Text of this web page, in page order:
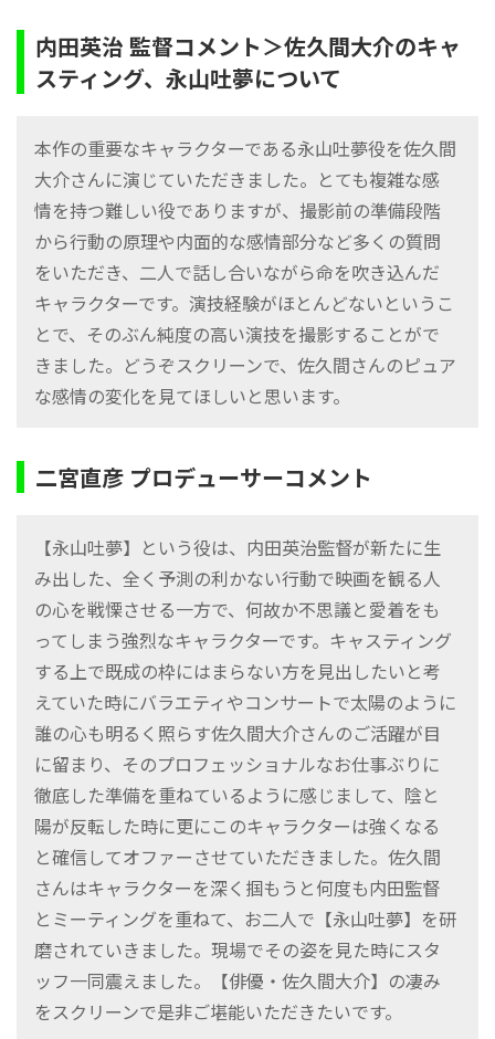
内田英治 監督コメント＞佐久間大介のキャ
スティング、永山吐夢について
本作の重要なキャラクターである永山吐夢役を佐久間
大介さんに演じていただきました。とても複雑な感
情を持つ難しい役でありますが、撮影前の準備段階
から行動の原理や内面的な感情部分など多くの質問
をいただき、二人で話し合いながら命を吹き込んだ
キャラクターです。演技経験がほとんどないというこ
とで、そのぶん純度の高い演技を撮影することがで
きました。どうぞスクリーンで、佐久間さんのピュア
な感情の変化を見てほしいと思います。
二宮直彦 プロデューサーコメント
【永山吐夢】という役は、内田英治監督が新たに生
み出した、全く予測の利かない行動で映画を観る人
の心を戦慄させる一方で、何故か不思議と愛着をも
ってしまう強烈なキャラクターです。キャスティング
する上で既成の枠にはまらない方を見出したいと考
えていた時にバラエティやコンサートで太陽のように
誰の心も明るく照らす佐久間大介さんのご活躍が目
に留まり、そのプロフェッショナルなお仕事ぶりに
徹底した準備を重ねているように感じまして、陰と
陽が反転した時に更にこのキャラクターは強くなる
と確信してオファーさせていただきました。佐久間
さんはキャラクターを深く掴もうと何度も内田監督
とミーティングを重ねて、お二人で【永山吐夢】を研
磨されていきました。現場でその姿を見た時にスタ
ッフ一同震えました。【俳優・佐久間大介】の凄み
をスクリーンで是非ご堪能いただきたいです。